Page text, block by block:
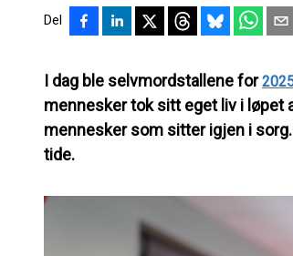
Del
I dag ble selvmordstallene for
mennesker tok sitt eget liv i løpet
mennesker som sitter igjen i
tide.